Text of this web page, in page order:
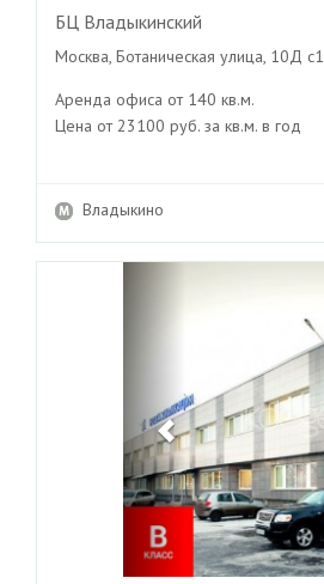
БЦ Владыкинский
Москва, Ботаническая улица, 10Д с1
Аренда офиса от 140 кв.м.
Цена от 23100 руб. за кв.м. в год
Владыкино